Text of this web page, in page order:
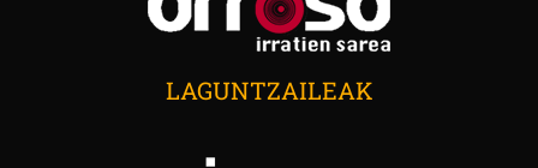
LAGUNTZAILEAK